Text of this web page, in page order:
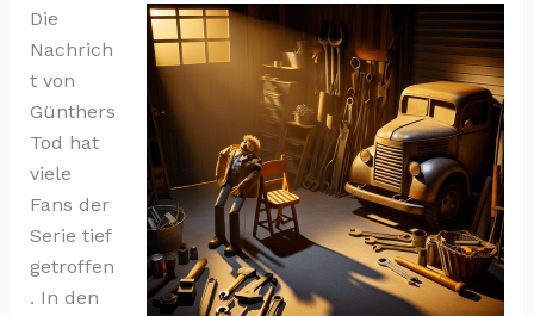
Die
Nachrich
t von
Günthers
Tod hat
viele
Fans der
Serie tief
getroffen
. In den